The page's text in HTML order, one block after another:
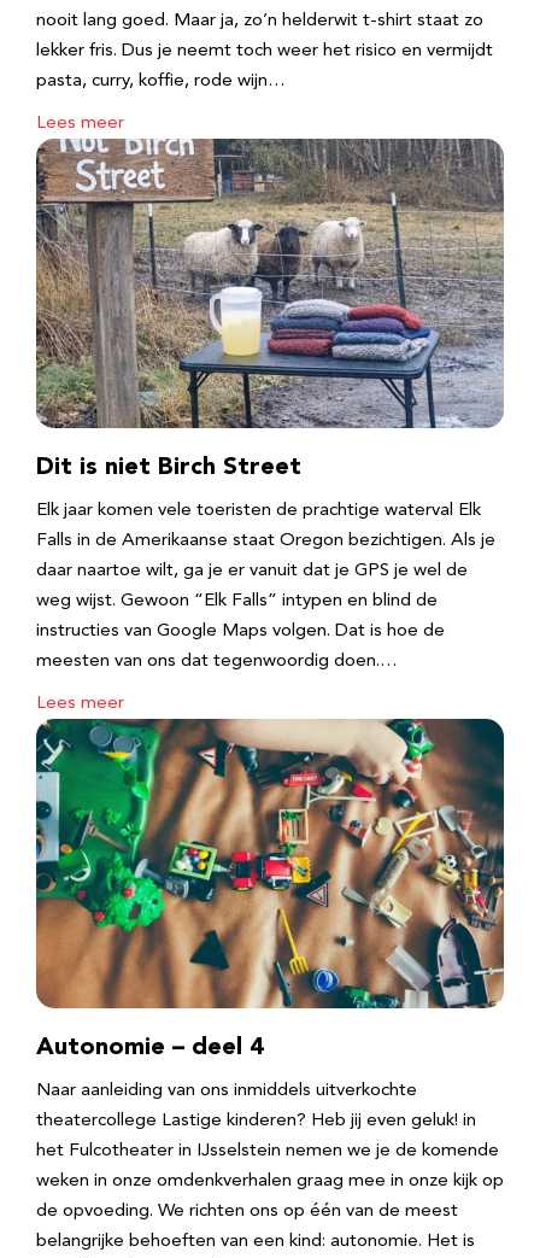
nooit lang goed. Maar ja, zo’n helderwit t-shirt staat zo
lekker fris. Dus je neemt toch weer het risico en vermijdt
pasta, curry, koffie, rode wijn…
Lees meer
Dit is niet Birch Street
Elk jaar komen vele toeristen de prachtige waterval Elk
Falls in de Amerikaanse staat Oregon bezichtigen. Als je
daar naartoe wilt, ga je er vanuit dat je GPS je wel de
weg wijst. Gewoon “Elk Falls” intypen en blind de
instructies van Google Maps volgen. Dat is hoe de
meesten van ons dat tegenwoordig doen.…
Lees meer
Autonomie – deel 4
Naar aanleiding van ons inmiddels uitverkochte
theatercollege Lastige kinderen? Heb jij even geluk! in
het Fulcotheater in IJsselstein nemen we je de komende
weken in onze omdenkverhalen graag mee in onze kijk op
de opvoeding. We richten ons op één van de meest
belangrijke behoeften van een kind: autonomie. Het is